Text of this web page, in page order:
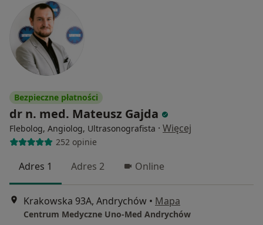
Bezpieczne płatności
dr n. med. Mateusz Gajda
Flebolog, Angiolog, Ultrasonografista · Więcej
252 opinie
Adres 1 Adres 2 Online
Krakowska 93A, Andrychów • Mapa
Centrum Medyczne Uno-Med Andrychów